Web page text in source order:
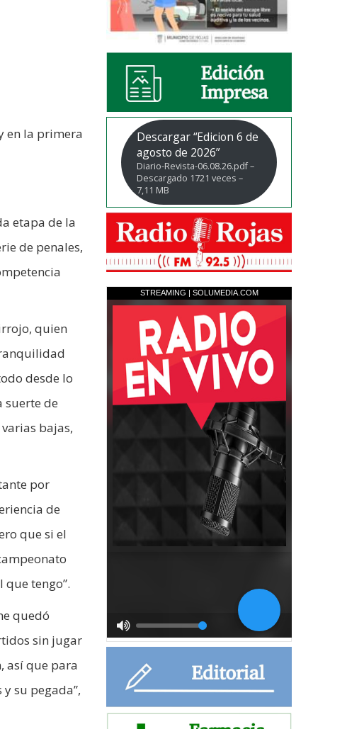
en la primera
etapa de la
de penales,
quien
desde lo
suerte de
bajas,
por
de
que si el
tengo”.
quedó
sin jugar
así que para
su pegada”,
Descargar “Edicion 6 de
agosto de 2026”
Diario-Revista-06.08.26.pdf –
Descargado 1721 veces –
7,11 MB